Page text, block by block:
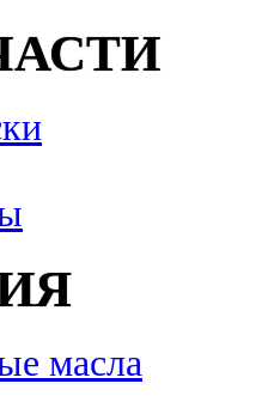
масла